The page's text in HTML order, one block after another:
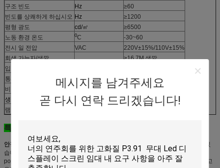
메시지를 남겨주세요
곧 다시 연락 드리겠습니다!
구조 빈도
Hz
≥60
빈도를 상쾌하게 하십시오 Hz
≥1200
평형 광도
cd/㎡
≥6500
노동 환경 온도
0C
-30~60
전시 일 전압
VAC
220V±15%/110V±15%
회색 가늠자/색깔
≥16.7M 색깔
입력 신호
통제 시스템
신성/Linsn 통제 시스템
비열한 자유로운 과실 시간
시간
>5000
생활 시간
시간
>100,000
램프 실패 빈도
특징:
안정되어 있는 & 좋은 품질:우리는 램프와 같은 안정되어 있는 원료 공급자가 있
습니다; IC;
popwer 공급; 통제 시스템 등. 각 연결, 우리는 엄격한 질 체크가 있습니다. 그리고